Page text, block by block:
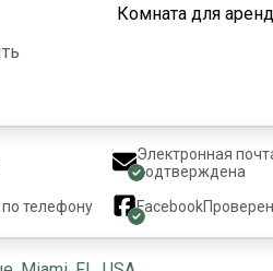
Комната для
Электронная
подтверждена
телефону
Facebook